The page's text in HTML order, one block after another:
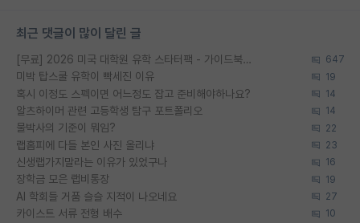
최근 댓글이 많이 달린 글
[무료] 2026 미국 대학원 유학 스타터팩 - 가이드북 & 합격자 컨택메일 템플릿 647
미박 탑스쿨 유학이 빡세진 이유 19
혹시 이정도 스펙이면 어느정도 잡고 준비해야하나요? 14
알츠하이머 관련 고등학생 탐구 포트폴리오 14
물박사의 기준이 뭐임? 22
랩홈피에 다들 본인 사진 올리냐 23
신생랩가지말라는 이유가 있었구나 16
장학금 모은 랩비통장 19
AI 학회들 거품 슬슬 지적이 나오네요 27
카이스트 서류 전형 배수 10